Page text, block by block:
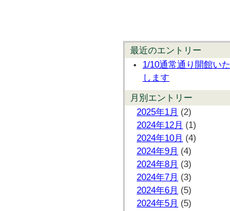
最近のエントリー
1/10通常通り開館いた
します
月別エントリー
2025年1月 (2)
2024年12月 (1)
2024年10月 (4)
2024年9月 (4)
2024年8月 (3)
2024年7月 (3)
2024年6月 (5)
2024年5月 (5)